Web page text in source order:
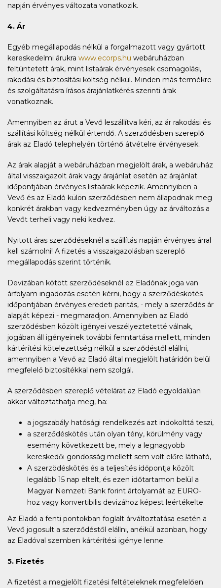
napján érvényes változata vonatkozik.
4. Ár
Egyéb megállapodás nélkül a forgalmazott vagy gyártott
kereskedelmi árukra www.ecorps.hu webáruházban
feltüntetett árak, mint listaárak érvényesek csomagolási,
rakodási és biztosítási költség nélkül. Minden más termékre
és szolgáltatásra írásos árajánlatkérés szerinti árak
vonatkoznak.
Amennyiben az árut a Vevő leszállítva kéri, az ár rakodási és
szállítási költség nélkül értendő. A szerződésben szereplő
árak az Eladó telephelyén történő átvételre érvényesek.
Az árak alapját a webáruházban megjelölt árak, a webáruház
által visszaigazolt árak vagy árajánlat esetén az árajánlat
időpontjában érvényes listaárak képezik. Amennyiben a
Vevő és az Eladó külön szerződésben nem állapodnak meg
konkrét árakban vagy kedvezményben úgy az árváltozás a
Vevőt terheli vagy neki kedvez.
Nyitott áras szerződéseknél a szállítás napján érvényes árral
kell számolni! A fizetés a visszaigazolásban szereplő
megállapodás szerint történik.
Devizában kötött szerződéseknél ez Eladónak joga van
árfolyam ingadozás esetén kérni, hogy a szerződéskötés
időpontjában érvényes eredeti paritás, - mely a szerződés ár
alapját képezi - megmaradjon. Amennyiben az Eladó
szerződésben közölt igényei veszélyeztetetté válnak,
jogában áll igényeinek további fenntartása mellett, minden
kártérítési kötelezettség nélkül a szerződéstől elállni,
amennyiben a Vevő az Eladó által megjelölt határidőn belül
megfelelő biztosítékkal nem szolgál.
A szerződésben szereplő vételárat az Eladó egyoldalúan
akkor változtathatja meg, ha:
a jogszabály hatósági rendelkezés azt indokolttá teszi,
a szerződéskötés után olyan tény, körülmény vagy
esemény következett be, mely a legnagyobb
kereskedői gondosság mellett sem volt előre látható,
A szerzödéskötés és a teljesítés időpontja közölt
legalább 15 nap eltelt, és ezen időtartamon belül a
Magyar Nemzeti Bank forint ártolyamát az EURO-
hoz vagy konvertibilis devizához képest leértékelte.
Az Eladó a fenti pontokban foglalt árváltoztatása esetén a
Vevő jogosult a szerződéstől elállni, anéikül azonban, hogy
az Eladóval szemben kártérítési igénye lenne.
5. Fizetés
A fizetést a megjelölt fizetési feltételeknek megfelelően